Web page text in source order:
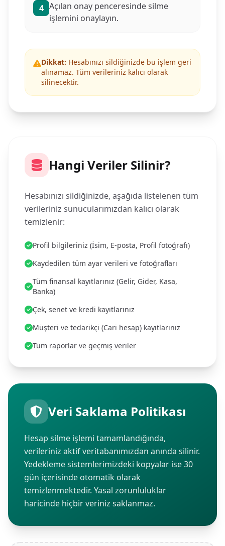
4 Açılan onay penceresinde silme
işlemini onaylayın.
Dikkat: Hesabınızı sildiğinizde bu işlem geri
alınamaz. Tüm verileriniz kalıcı olarak
silinecektir.
Hangi Veriler Silinir?
Hesabınızı sildiğinizde, aşağıda listelenen tüm
verileriniz sunucularımızdan kalıcı olarak
temizlenir:
Profil bilgileriniz (İsim, E-posta, Profil fotoğrafı)
Kaydedilen tüm ayar verileri ve fotoğrafları
Tüm finansal kayıtlarınız (Gelir, Gider, Kasa,
Banka)
Çek, senet ve kredi kayıtlarınız
Müşteri ve tedarikçi (Cari hesap) kayıtlarınız
Tüm raporlar ve geçmiş veriler
Veri Saklama Politikası
Hesap silme işlemi tamamlandığında,
verileriniz aktif veritabanımızdan anında silinir.
Yedekleme sistemlerimizdeki kopyalar ise 30
gün içerisinde otomatik olarak
temizlenmektedir. Yasal zorunluluklar
haricinde hiçbir veriniz saklanmaz.